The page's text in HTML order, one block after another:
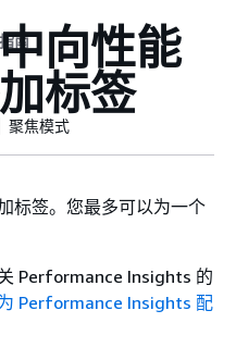
南
向性能
标签
聚焦模式
标签。您最多可以为一个
Performance Insights 的
Performance Insights 配